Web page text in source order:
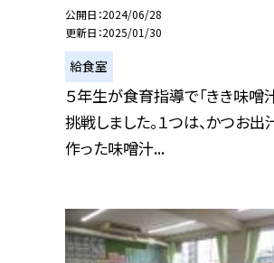
公開日 2024/06/28
更新日 2025/01/30
給食室
５年生が食育指導で「きき味噌
挑戦しました。１つは、かつお出
作った味噌汁...